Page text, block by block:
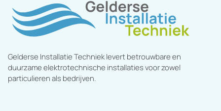
Gelderse Installatie Techniek levert betrouwbare en
duurzame elektrotechnische installaties voor zowel
particulieren als bedrijven.